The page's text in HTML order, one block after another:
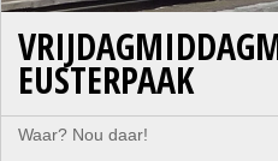
EUSTERPAAK
Waar? Nou daar!